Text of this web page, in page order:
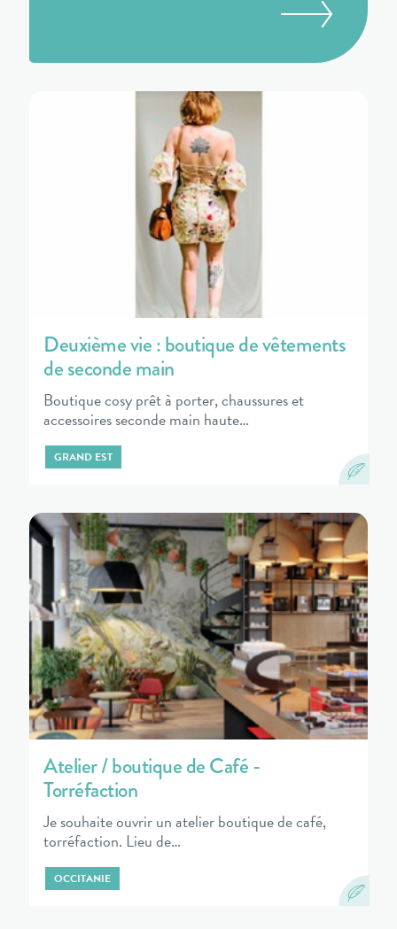
Deuxième vie : boutique de vêtements
de seconde main
Boutique cosy prêt à porter, chaussures et
accessoires seconde main haute…
GRAND EST
Atelier / boutique de Café -
Torréfaction
Je souhaite ouvrir un atelier boutique de café,
torréfaction. Lieu de…
OCCITANIE